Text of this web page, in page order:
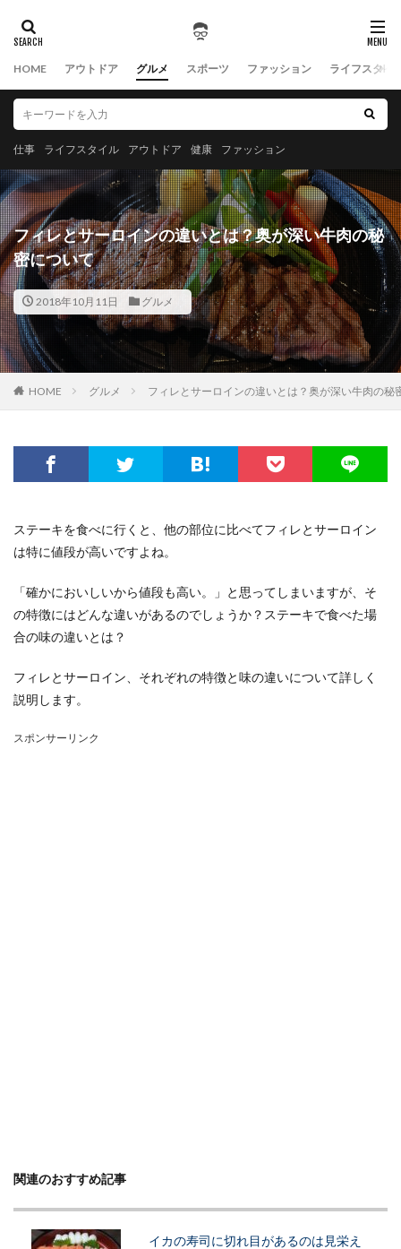
HOME アウトドア グルメ スポーツ ファッション ライフスタイ
仕事 ライフスタイル アウトドア 健康 ファッション
フィレとサーロインの違いとは？奥が深い牛肉の秘
密について
2018年10月11日 グルメ
HOME グルメ フィレとサーロインの違いとは？奥が深い牛肉の秘
ステーキを食べに行くと、他の部位に比べてフィレとサーロイン
は特に値段が高いですよね。
「確かにおいしいから値段も高い。」と思ってしまいますが、そ
の特徴にはどんな違いがあるのでしょうか？ステーキで食べた場
合の味の違いとは？
フィレとサーロイン、それぞれの特徴と味の違いについて詳しく
説明します。
スポンサーリンク
関連のおすすめ記事
イカの寿司に切れ目があるのは見栄え